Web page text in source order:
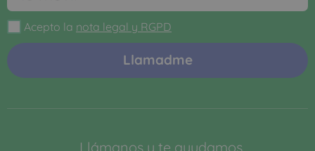
Lo que opinan de nosotros